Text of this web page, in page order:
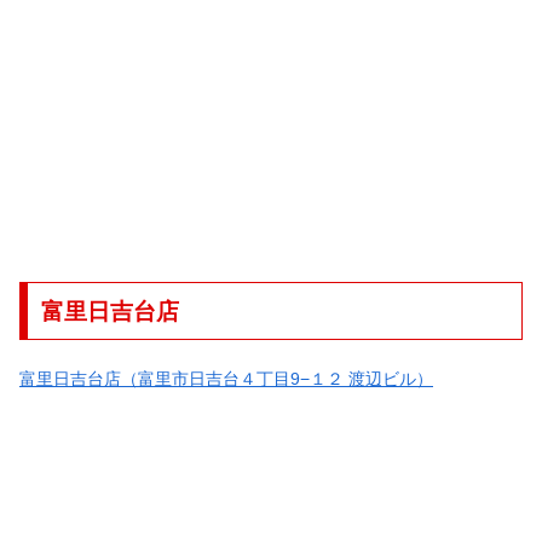
富里日吉台店
富里日吉台店（富里市日吉台４丁目9−１２ 渡辺ビル）